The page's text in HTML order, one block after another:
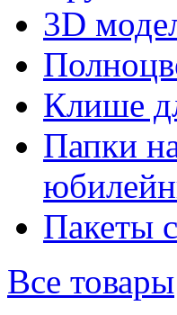
3D
Клише
Папки
Пакеты
Все товары